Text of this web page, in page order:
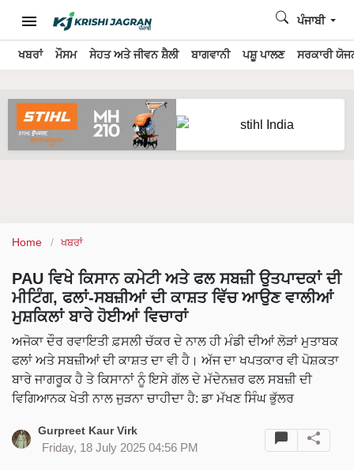
ਖਬਰਾਂ ਮੌਸਮ ਸੇਹਤ ਅਤੇ ਜੀਵਨ ਸ਼ੈਲੀ ਬਾਗਵਾਨੀ ਪਸ਼ੂ ਪਾਲਣ ਸਰਕਾਰੀ
ਪੰਜਾਬੀ
Home ਖਬਰਾਂ
PAU ਵਿਖੇ ਕਿਸਾਨ ਕਮੇਟੀ ਅਤੇ ਫਲ ਸਬਜ਼ੀ ਉਤਪਾਦਕਾਂ ਦੀ
ਮੀਟਿੰਗ, ਫਲਾਂ-ਸਬਜ਼ੀਆਂ ਦੀ ਕਾਸ਼ਤ ਵਿੱਚ ਆਉਣ ਵਾਲੀਆਂ
ਮੁਸ਼ਕਿਲਾਂ ਬਾਰੇ ਹੋਈਆਂ ਵਿਚਾਰਾਂ
ਅਜੋਕਾ ਦੌਰ ਰਵਾਇਤੀ ਫ਼ਸਲੀ ਚੱਕਰ ਦੇ ਨਾਲ ਹੀ ਮੰਡੀ ਦੀਆਂ ਲੋੜਾਂ ਮੁਤਾਬਕ
ਫਲਾਂ ਅਤੇ ਸਬਜ਼ੀਆਂ ਦੀ ਕਾਸ਼ਤ ਦਾ ਵੀ ਹੈ। ਅੱਜ ਦਾ ਖਪਤਕਾਰ ਵੀ ਪੋਸ਼ਕਤਾ
ਬਾਰੇ ਜਾਗਰੂਕ ਹੈ ਤੇ ਕਿਸਾਨਾਂ ਨੂੰ ਇਸੇ ਗੱਲ ਦੇ ਮੱਦੇਨਜ਼ਰ ਫਲ ਸਬਜ਼ੀ ਦੀ
ਵਿਗਿਆਨਕ ਖੇਤੀ ਨਾਲ ਜੁੜਨਾ ਚਾਹੀਦਾ ਹੈ: ਡਾ ਮੱਖਣ ਸਿੰਘ ਭੁੱਲਰ
Gurpreet Kaur Virk
Friday, 18 July 2025 04:56 PM